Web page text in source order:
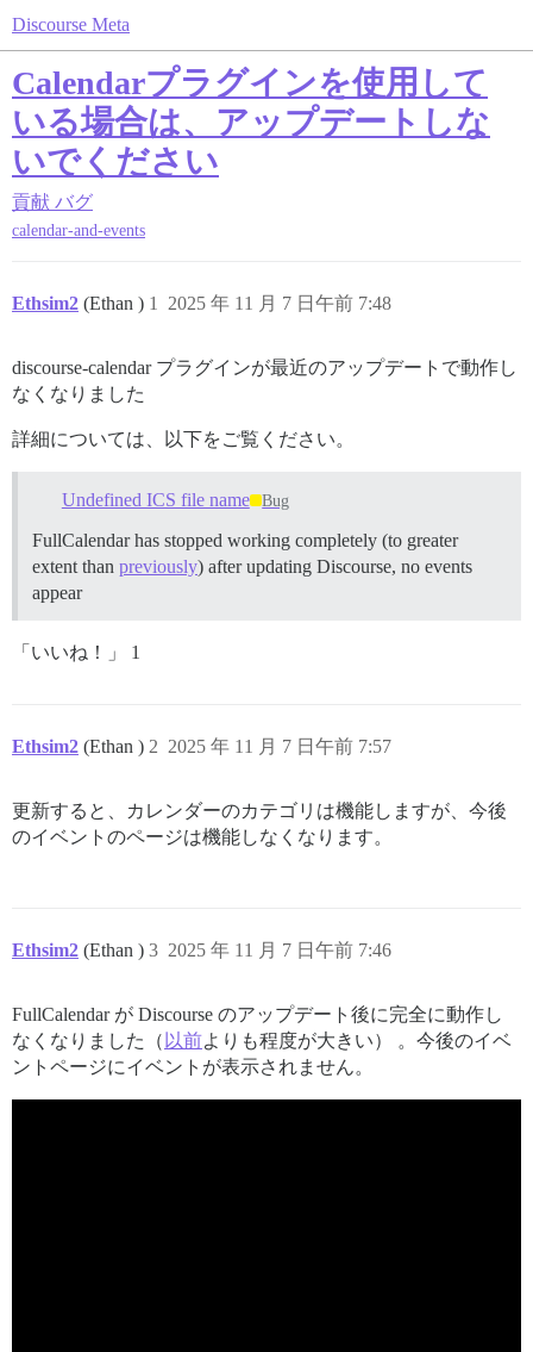
Discourse Meta
Calendarプラグインを使用して
いる場合は、アップデートしな
いでください
貢献 バグ
calendar-and-events
Ethsim2 (Ethan ) 2025 年 11 月 7 日午前 7:48
1
discourse-calendar プラグインが最近のアップデートで動作し
なくなりました
詳細については、以下をご覧ください。
Undefined ICS file name Bug
FullCalendar has stopped working completely (to greater
extent than previously) after updating Discourse, no events
appear
「いいね！」 1
Ethsim2 (Ethan ) 2025 年 11 月 7 日午前 7:57
2
更新すると、カレンダーのカテゴリは機能しますが、今後
のイベントのページは機能しなくなります。
Ethsim2 (Ethan ) 2025 年 11 月 7 日午前 7:46
3
FullCalendar が Discourse のアップデート後に完全に動作し
なくなりました（ 以前よりも程度が大きい） 。今後のイベ
ントページにイベントが表示されません。